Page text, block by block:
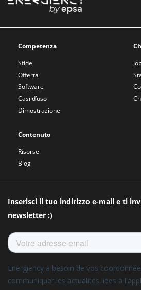
Competenza
Sfide
Offerta
Software
Casi d’uso
Dimostrazione
Contenuto
Risorse
Blog
Inserisci il tuo indirizzo e-mail e ti
newsletter :)